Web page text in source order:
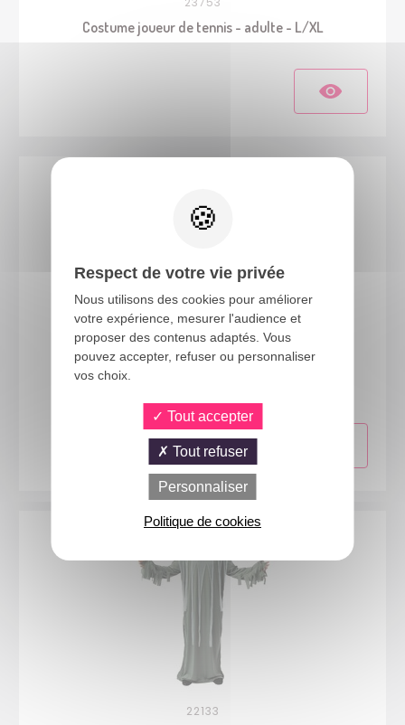
Costume joueur de tennis - adulte - L/XL
77551
Costume toile d'araignée - adulte - S/M
22133
Respect de votre vie privée
Nous utilisons des cookies pour améliorer
votre expérience, mesurer l'audience et
proposer des contenus adaptés. Vous
pouvez accepter, refuser ou personnaliser
vos choix.
Tout accepter
Tout refuser
Personnaliser
Politique de cookies